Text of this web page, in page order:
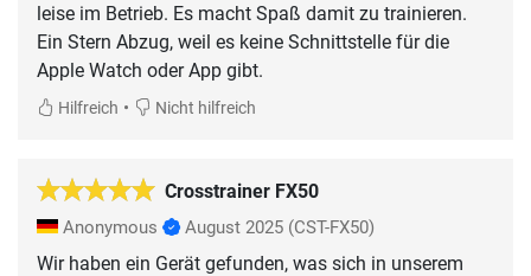
leise im Betrieb. Es macht Spaß damit zu trainieren.
Ein Stern Abzug, weil es keine Schnittstelle für die
Apple Watch oder App gibt.
Hilfreich • Nicht hilfreich
Crosstrainer FX50
Anonymous August 2025 (CST-FX50)
Wir haben ein Gerät gefunden, was sich in unserem